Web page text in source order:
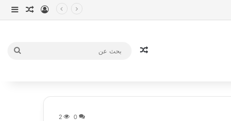
تسجيلمقال
مقال عشوائي
بحث
0
2